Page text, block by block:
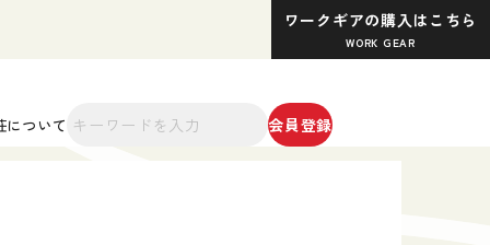
ワークギアの購入はこちら
WORK GEAR
について 会員登録